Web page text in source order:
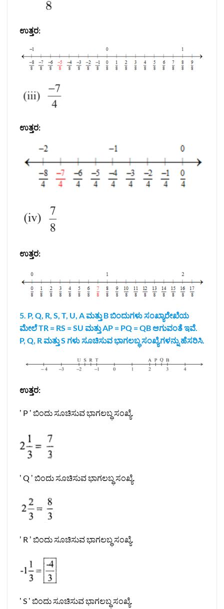
ಉತ್ತರ:
ಉತ್ತರ:
ಉತ್ತರ:
5. P, Q, R, S, T, U, A ಮತ್ತು B ಬಿಂದುಗಳು ಸಂಖ್ಯಾರೇಖೆಯ
ಮೇಲೆ TR = RS = SU ಮತ್ತು AP = PQ = QB ಆಗುವಂತೆ ಇವೆ.
P, Q, R ಮತ್ತು S ಗಳು ಸೂಚಿಸುವ ಭಾಗಲಬ್ಧ ಸಂಖ್ಯೆಗಳನ್ನು ಹೆಸರಿಸಿ.
ಉತ್ತರ:
ʼ P ʼ ಬಿಂದು ಸೂಚಿಸುವ ಭಾಗಲಬ್ಧ ಸಂಖ್ಯೆ.
ʼ Q ʼ ಬಿಂದು ಸೂಚಿಸುವ ಭಾಗಲಬ್ಧ ಸಂಖ್ಯೆ.
ʼ R ʼ ಬಿಂದು ಸೂಚಿಸುವ ಭಾಗಲಬ್ಧ ಸಂಖ್ಯೆ.
ʼ S ʼ ಬಿಂದು ಸೂಚಿಸುವ ಭಾಗಲಬ್ಧ ಸಂಖ್ಯೆ.